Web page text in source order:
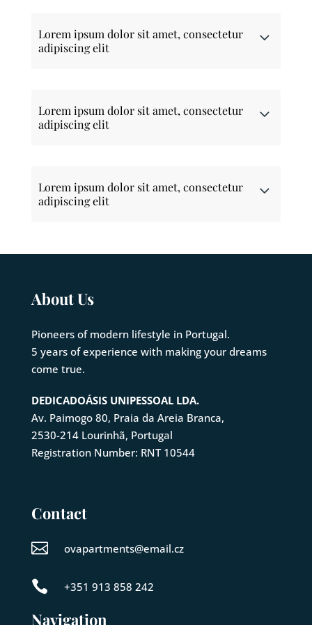
Lorem ipsum dolor sit amet, consectetur
adipiscing elit
Lorem ipsum dolor sit amet, consectetur
adipiscing elit
Lorem ipsum dolor sit amet, consectetur
adipiscing elit
About Us
Pioneers of modern lifestyle in Portugal.
5 years of experience with making your dreams
come true.
DEDICADOÁSIS UNIPESSOAL LDA.
Av. Paimogo 80, Praia da Areia Branca,
2530-214 Lourinhã, Portugal
Registration Number: RNT 10544
Contact
 ovapartments@email.cz
 +351 913 858 242
Navigation